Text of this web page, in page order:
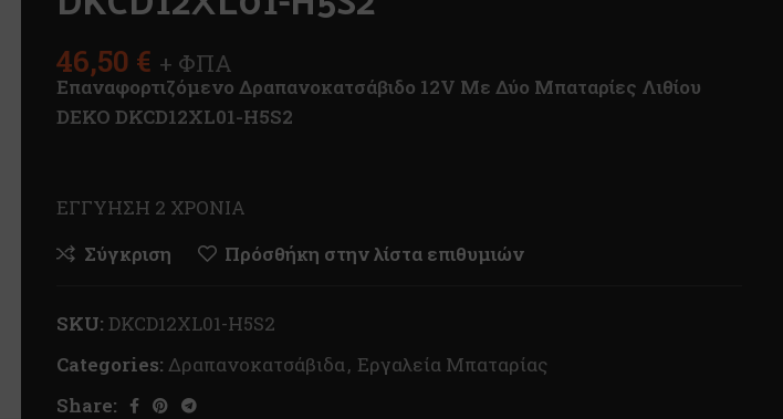
46,50 € + ΦΠΑ
Επαναφορτιζόμενο Δραπανοκατσάβιδο 12V Με Δύο Μπαταρίες Λιθίου
DEKO DKCD12XL01-H5S2
EΓΓΥΗΣΗ 2 ΧΡΟΝΙΑ
Σύγκριση
Πρόσθήκη στην λίστα επιθυμιών
SKU: DKCD12XL01-H5S2
Categories: Δραπανοκατσάβιδα, Εργαλεία Μπαταρίας
Share: